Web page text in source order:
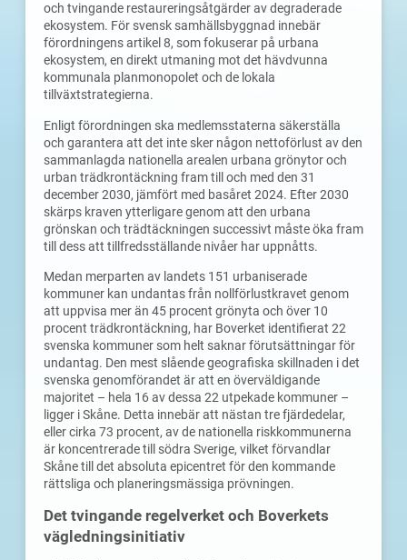
och tvingande restaureringsåtgärder av degraderade
ekosystem. För svensk samhällsbyggnad innebär
förordningens artikel 8, som fokuserar på urbana
ekosystem, en direkt utmaning mot det hävdvunna
kommunala planmonopolet och de lokala
tillväxtstrategierna.
Enligt förordningen ska medlemsstaterna säkerställa
och garantera att det inte sker någon nettoförlust av den
sammanlagda nationella arealen urbana grönytor och
urban trädkrontäckning fram till och med den 31
december 2030, jämfört med basåret 2024. Efter 2030
skärps kraven ytterligare genom att den urbana
grönskan och trädtäckningen successivt måste öka fram
till dess att tillfredsställande nivåer har uppnåtts.
Medan merparten av landets 151 urbaniserade
kommuner kan undantas från nollförlustkravet genom
att uppvisa mer än 45 procent grönyta och över 10
procent trädkrontäckning, har Boverket identifierat 22
svenska kommuner som helt saknar förutsättningar för
undantag. Den mest slående geografiska skillnaden i det
svenska genomförandet är att en överväldigande
majoritet – hela 16 av dessa 22 utpekade kommuner –
ligger i Skåne. Detta innebär att nästan tre fjärdedelar,
eller cirka 73 procent, av de nationella riskkommunerna
är koncentrerade till södra Sverige, vilket förvandlar
Skåne till det absoluta epicentret för den kommande
rättsliga och planeringsmässiga prövningen.
Det tvingande regelverket och Boverkets
vägledningsinitiativ